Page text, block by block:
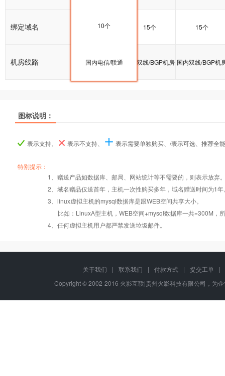
绑定域名 10个 15个 15个
机房线路 国内双线/BGP机房 国内双线/BGP机房 国内双线/BGP机
10个
国内电信/联通
产品名称
Windows2008 Windows2008 Windows2008
版本:5.2.17/
产品名称
错误页面定义
产品名称
数据定期备份
数据自助恢复
图标说明：
表示支持、 表示不支持、 表示需要单独购买、/表示可选、推荐全
特别提示：
1、赠送产品如数据库、邮局、网站统计等不需要的，则表示放弃
2、域名赠品仅送首年，主机一次性购买多年，域名赠送时间为1年
3、linux虚拟主机的mysql数据库是跟WEB空间共享大小。
比如：LinuxA型主机，WEB空间+mysql数据库一共=300M，
4、任何虚拟主机用户都严禁发送垃圾邮件。
关于我们 | 联系我们 | 付款方式 | 提交工单
|
Copyright © 2002-2016 火影互联|贵州火影科技有限公司，为